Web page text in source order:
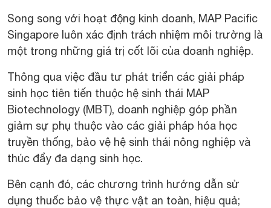
Song song với hoạt động kinh doanh, MAP Pacific
Singapore luôn xác định trách nhiệm môi trường là
một trong những giá trị cốt lõi của doanh nghiệp.
Thông qua việc đầu tư phát triển các giải pháp
sinh học tiên tiến thuộc hệ sinh thái MAP
Biotechnology (MBT), doanh nghiệp góp phần
giảm sự phụ thuộc vào các giải pháp hóa học
truyền thống, bảo vệ hệ sinh thái nông nghiệp và
thúc đẩy đa dạng sinh học.
Bên cạnh đó, các chương trình hướng dẫn sử
dụng thuốc bảo vệ thực vật an toàn, hiệu quả;